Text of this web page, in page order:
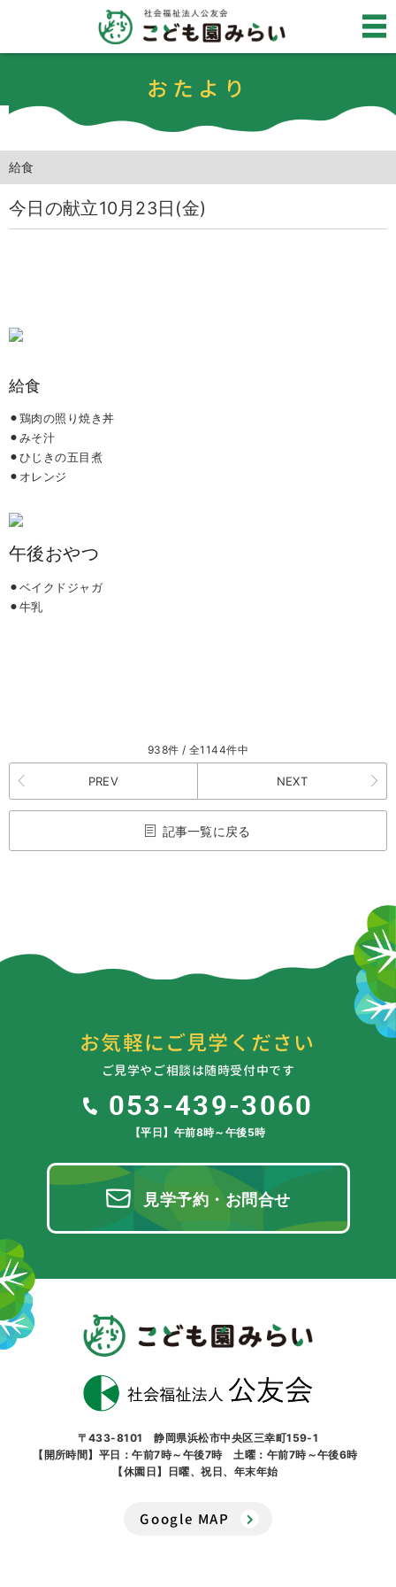
おたより
給食
今日の献立10月23日(金)
給食
⚫︎鶏肉の照り焼き丼
⚫︎みそ汁
⚫︎ひじきの五目煮
⚫︎オレンジ
午後おやつ
⚫︎ベイクドジャガ
⚫︎牛乳
938件 / 全1144件中
PREV NEXT
記事一覧に戻る
お気軽にご見学ください
ご見学やご相談は随時受付中です
053-439-3060
【平日】午前8時～午後5時
見学予約・お問合せ
〒433-8101 静岡県浜松市中央区三幸町159-1
【開所時間】平日：午前7時～午後7時 土曜：午前7時～午後6時
【休園日】日曜、祝日、年末年始
Google MAP